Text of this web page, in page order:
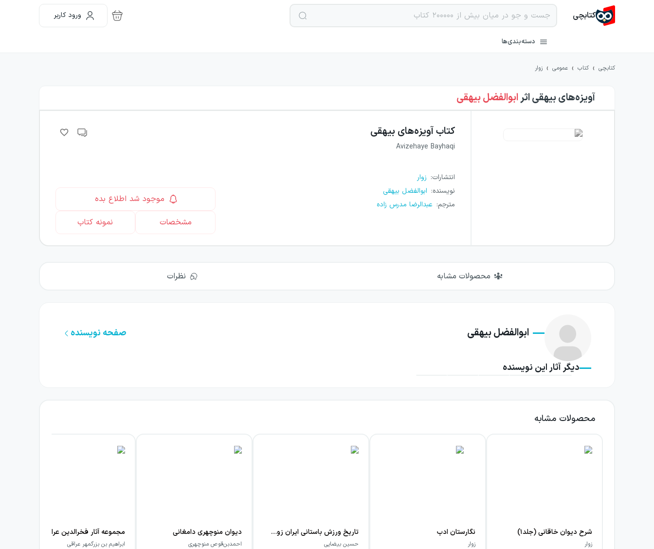
کتابچی ورود کاربر
دسته‌بندی‌ها
کتابچی › کتاب › عمومی › زوار
آویزه‌های بیهقیاثرابوالفضل بیهقی
کتابآویزه‌های بیهقی
Avizehaye Bayhaqi
انتشارات: زوار
نویسنده: ابوالفضل بیهقی
مترجم: عبدالرضا مدرس زاده
موجود شد اطلاع بده
مشخصات
نمونه کتاب
محصولات مشابه نظرات
ابوالفضل بیهقی صفحه نویسنده
دیگر آثار این نویسنده
محصولات مشابه
شرح دیوان خاقانی (جلد۱)
زوار
نگارستان ادب
زوار
تاریخ ورزش باستانی ایران زورخانه
حسین بیضایی
دیوان منوچهری دامغانی
احمدبن‌قوص منوچهری
مجموعه آثار فخرالدین عراقی
ابراهیم بن بزرگمهر عراقی